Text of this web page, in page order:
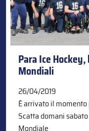
Para Ice
Mondiali
26/04/2019
È arrivato il
Scatta domani
Mondiale